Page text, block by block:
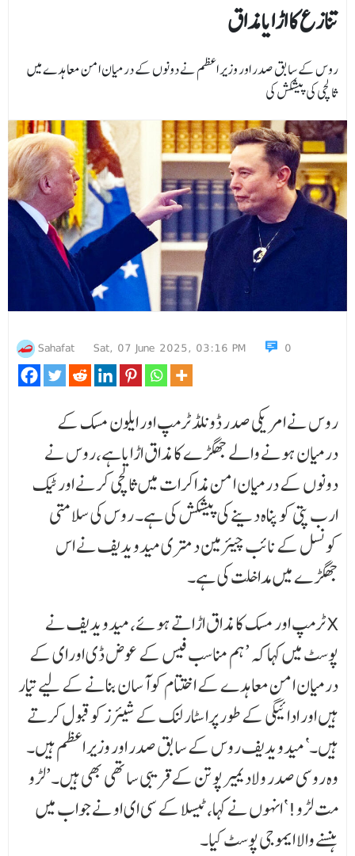
تنازع کا اڑایامذاق
روس کے سابق صدر اور وزیر اعظم نے دونوں کے درمیان امن معاہدے میں
ثالثی کی پیشکش کی
Sahafat Sat, 07 June 2025, 03:16 PM 0
روس نے امریکی صدر ڈونلڈ ٹرمپ اور ایلون مسک کے
درمیان ہونے والے جھگڑے کا مذاق اڑایاہے،روس نے
دونوں کے درمیان امن مذاکرات میں ثالثی کرنے اور ٹیک
ارب پتی کو پناہ دینے کی پیشکش کی ہے۔ روس کی سلامتی
کونسل کے نائب چیئرمین دمتری میدویدیف نے اس
جھگڑے میں مداخلت کی ہے۔
ٹرمپ اور مسک کا مذاق اڑاتے ہوئے، میدویدیف نے X
پوسٹ میں کہا کہ ’ہم مناسب فیس کے عوض ڈی اورای کے
درمیان امن معاہدے کے اختتام کو آسان بنانے کے لیے تیار
ہیں اور ادائیگی کے طور پراسٹارلنک کے شیئرز کو قبول کرتے
ہیں۔‘ میدویدیف روس کے سابق صدر اور وزیر اعظم ہیں۔
وہ روسی صدر ولادیمیر پوتن کے قریبی ساتھی بھی ہیں۔’لڑو
مت لڑو!‘ انہوں نے کہا، ٹیسلا کے سی ای او نے جواب میں
ہنسنے والا ایموجی پوسٹ کیا۔